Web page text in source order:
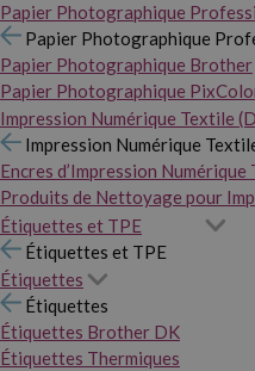
Papier Photographique
Papier Photographique
Papier Photographique Brother
Papier Photographique
Impression Numérique Textile
Impression Numérique
Encres d’Impression Numérique
Produits de Nettoyage pour
Étiquettes et TPE
Étiquettes et TPE
Étiquettes
Étiquettes
Étiquettes Brother DK
Étiquettes Thermiques